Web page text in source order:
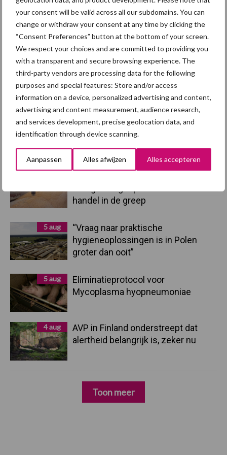
your consent will be valid across all our subdomains. You can
change or withdraw your consent at any time by clicking the
“Consent Preferences” button at the bottom of your screen.
We respect your choices and are committed to providing you
with a transparent and secure browsing experience. The
third-party vendors are processing data for the following
purposes and special features: Store and/or access
information on a device, personalized advertising and content,
advertising and content measurement, audience research,
and services development, precise geolocation data, and
identification through device scanning.
Aanpassen Alles afwijzen Alles accepteren
Primaire
Sidebar
Recent nieuws Partner nieuws
7 aug
Britse varkenssector vreest
afzetcrisis in het najaar
handel in de greep
5 aug
“Vraag naar praktische
hygieneoplossingen is in Polen
groter dan ooit”
5 aug
Eliminatieprotocol voor
Mycoplasma hyopneumoniae
4 aug
AVP in Finland onderstreept dat
alertheid belangrijk is, zeker nu
Toon meer
Toon meer